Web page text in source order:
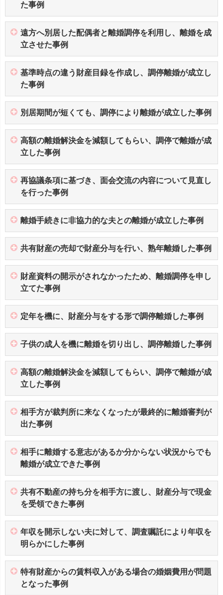
た事例
遠方へ別居した配偶者と離婚調停を利用し、離婚を成
立させた事例
基準時点の違う財産目録を作成し、調停離婚が成立し
た事例
別居期間が短くても、調停により離婚が成立した事例
高額の離婚解決金を減額してもらい、調停で離婚が成
立した事例
再協議条項に基づき、面会交流の内容について見直し
を行った事例
離婚手続きに非協力的な夫との離婚が成立した事例
共有財産の売却で財産分与を行い、熟年離婚した事例
財産資料の開示がされなかったため、離婚調停を申し
立てた事例
定年を機に、財産分与をする形で調停離婚した事例
子供の成人を機に離婚を切り出し、調停離婚した事例
高額の離婚解決金を減額してもらい、調停で離婚が成
立した事例
相手方が裁判所に来なくなったが最終的に離婚審判が
出た事例
相手に離婚する意志があるか分からない状況からでも
離婚が成立できた事例
共有不動産の持ち分を相手方に渡し、財産分与で現金
を受領できた事例
年収を開示しない夫に対して、調査嘱託により年収を
明らかにした事例
特有財産からの賃料収入がある場合の婚姻費用が問題
となった事例